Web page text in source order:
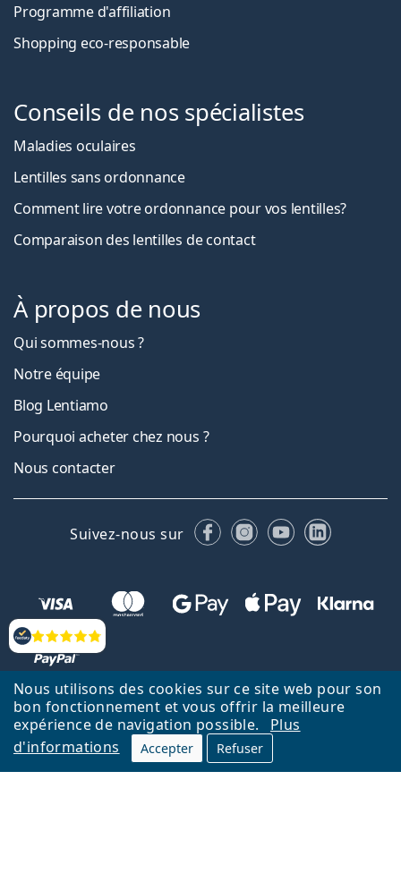
Nous utilisons des cookies sur ce site web pour son
bon fonctionnement et vous offrir la meilleure
expérience de navigation possible.
Plus
d'informations
Accepter Refuser
Évaluation
Programme d'affiliation
Shopping eco-responsable
Conseils de nos spécialistes
Maladies oculaires
Lentilles sans ordonnance
Comment lire votre ordonnance pour vos lentilles?
Comparaison des lentilles de contact
À propos de nous
Qui sommes-nous ?
Notre équipe
Blog Lentiamo
Pourquoi acheter chez nous ?
Nous contacter
Suivez-nous sur FacebookInstagram
YouTubeLinkedIn
Retour à la page d'accueil
Haut
Lentiamo.fr est géré et exploité par Lentiamo s.r.o., République
Un service en ligne pour vous depuis 18 ans.